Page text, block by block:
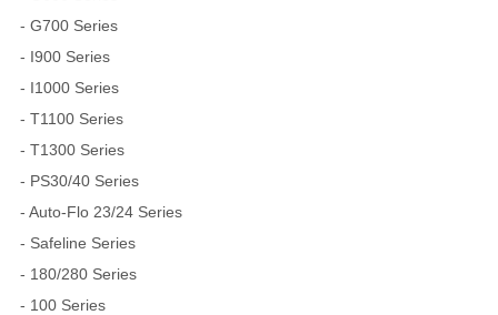
- G700 Series
- I900 Series
- I1000 Series
- T1100 Series
- T1300 Series
- PS30/40 Series
- Auto-Flo 23/24 Series
- Safeline Series
- 180/280 Series
- 100 Series